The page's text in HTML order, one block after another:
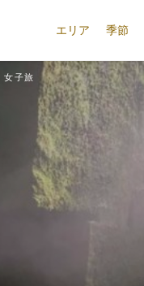
エリア 季節
女子旅